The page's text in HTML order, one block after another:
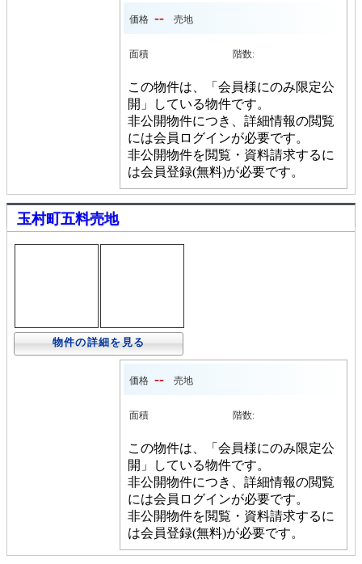
価格 -- 売地
面積 階数:
この物件は、「会員様にのみ限定公
開」している物件です。
非公開物件につき、詳細情報の閲覧
には会員ログインが必要です。
非公開物件を閲覧・資料請求するに
は会員登録(無料)が必要です。
玉村町五料売地
物件の詳細を見る
価格 -- 売地
面積 階数:
この物件は、「会員様にのみ限定公
開」している物件です。
非公開物件につき、詳細情報の閲覧
には会員ログインが必要です。
非公開物件を閲覧・資料請求するに
は会員登録(無料)が必要です。